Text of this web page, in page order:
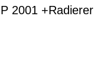
2001 +Radierer